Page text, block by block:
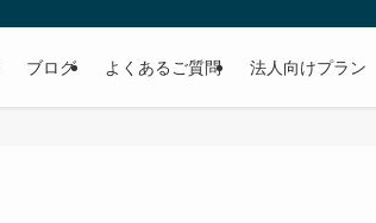
ブログ よくあるご質問 法人向けプラン